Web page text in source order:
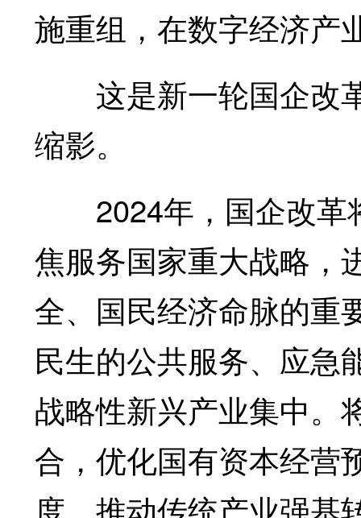
施重组，在数字经济产
这是新一轮国企改
缩影。
2024年，国企改革
焦服务国家重大战略，
全、国民经济命脉的重
民生的公共服务、应急
战略性新兴产业集中。
合，优化国有资本经营
度，推动传统产业强基